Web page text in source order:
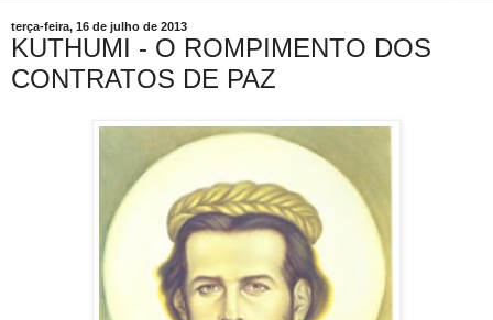
terça-feira, 16 de julho de 2013
KUTHUMI - O ROMPIMENTO DOS
CONTRATOS DE PAZ